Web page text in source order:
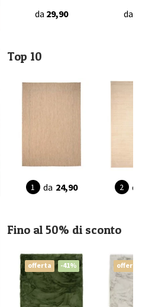
da 29,90 da
Top 10
da 24,90 da
Fino al 50% di sconto
offerta -41% offerta